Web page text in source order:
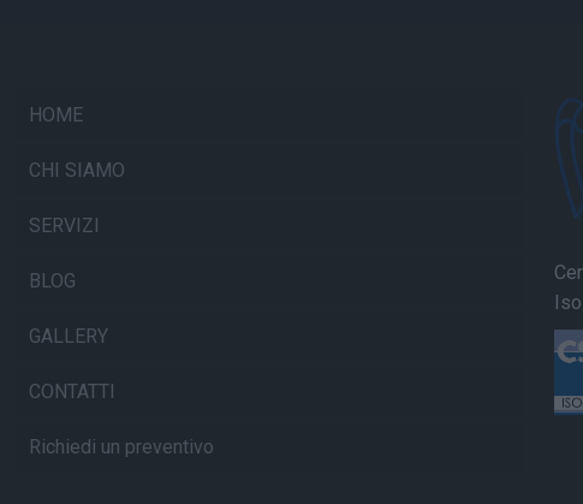
HOME
CHI SIAMO
SERVIZI
BLOG
GALLERY
CONTATTI
Richiedi un preventivo